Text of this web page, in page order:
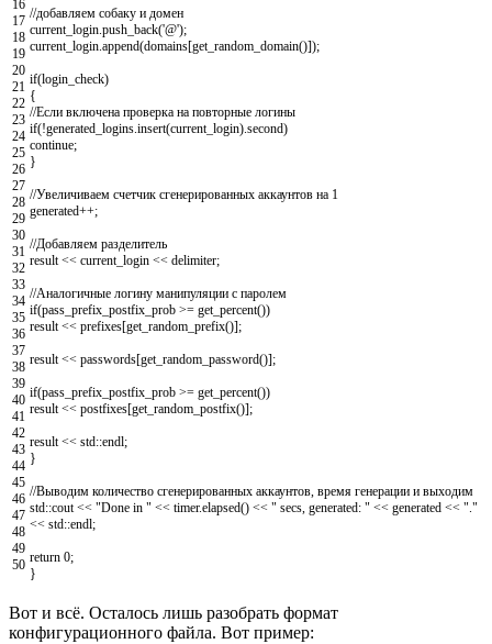
16
17
18
19
20
21
22
23
24
25
26
27
28
29
30
31
32
33
34
35
36
37
38
39
40
41
42
43
44
45
46
47
48
49
50
//добавляем собаку и домен
current_login.push_back('@');
current_login.append(domains[get_random_domain()]);
if(login_check)
{
//Если включена проверка на повторные логины
if(!generated_logins.insert(current_login).second)
continue;
}
//Увеличиваем счетчик сгенерированных аккаунтов на 1
generated++;
//Добавляем разделитель
result << current_login << delimiter;
//Аналогичные логину манипуляции с паролем
if(pass_prefix_postfix_prob >= get_percent())
result << prefixes[get_random_prefix()];
result << passwords[get_random_password()];
if(pass_prefix_postfix_prob >= get_percent())
result << postfixes[get_random_postfix()];
result << std::endl;
}
//Выводим количество сгенерированных аккаунтов, время генерации и выходим
std::cout << "Done in " << timer.elapsed() << " secs, generated: " << generated << "."
<< std::endl;
return 0;
}
Вот и всё. Осталось лишь разобрать формат
конфигурационного файла. Вот пример: